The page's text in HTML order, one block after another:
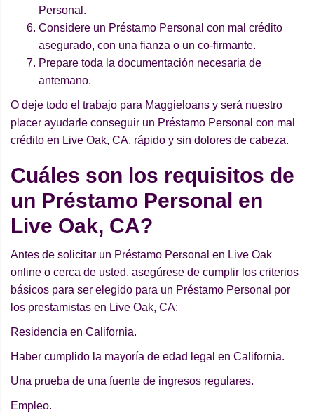
Personal.
Considere un Préstamo Personal con mal crédito
asegurado, con una fianza o un co-firmante.
Prepare toda la documentación necesaria de
antemano.
O deje todo el trabajo para Maggieloans y será nuestro
placer ayudarle conseguir un Préstamo Personal con mal
crédito en Live Oak, CA, rápido y sin dolores de cabeza.
Cuáles son los requisitos de
un Préstamo Personal en
Live Oak, CA?
Antes de solicitar un Préstamo Personal en Live Oak
online o cerca de usted, asegúrese de cumplir los criterios
básicos para ser elegido para un Préstamo Personal por
los prestamistas en Live Oak, CA:
Residencia en California.
Haber cumplido la mayoría de edad legal en California.
Una prueba de una fuente de ingresos regulares.
Empleo.